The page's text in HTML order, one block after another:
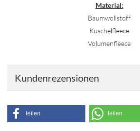
Material:
Baumwollstoff
Kuschelfleece
Volumenfleece
Kundenrezensionen
teilen teilen